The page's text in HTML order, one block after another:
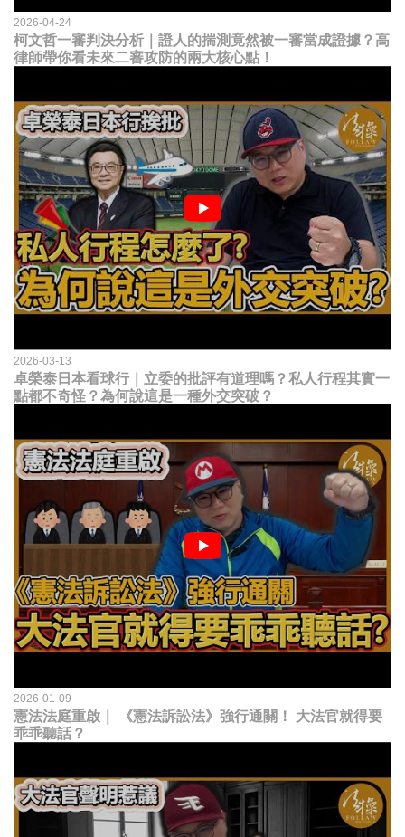
2026-04-24
柯文哲一審判決分析｜證人的揣測竟然被一審當成證據？高
律師帶你看未來二審攻防的兩大核心點！
2026-03-13
卓榮泰日本看球行｜立委的批評有道理嗎？私人行程其實一
點都不奇怪？為何說這是一種外交突破？
2026-01-09
憲法法庭重啟｜ 《憲法訴訟法》強行通關！ 大法官就得要
乖乖聽話？